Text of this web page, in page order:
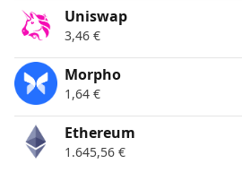
Uniswap
3,46 €
Morpho
1,64 €
Ethereum
1.645,56 €